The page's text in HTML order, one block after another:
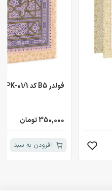
فولدر B5 کد PK-01/1
350,000 تومان
افزودن به سبد